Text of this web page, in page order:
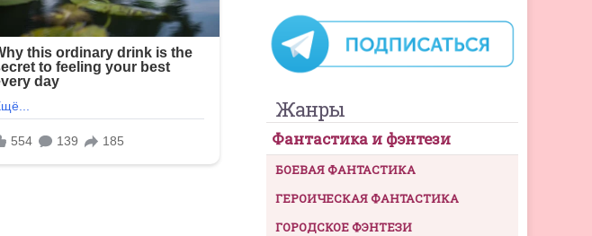
Жанры
Фантастика и фэнтези
БОЕВАЯ ФАНТАСТИКА
ГЕРОИЧЕСКАЯ ФАНТАСТИКА
ГОРОДСКОЕ ФЭНТЕЗИ